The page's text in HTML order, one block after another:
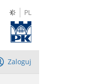
PL
Zaloguj